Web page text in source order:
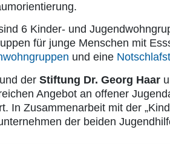
6 Kinder- und
für junge Menschen mit
und eine
der Stiftung Dr. Georg Haar
Angebot an offener
In Zusammenarbeit mit der
der beiden